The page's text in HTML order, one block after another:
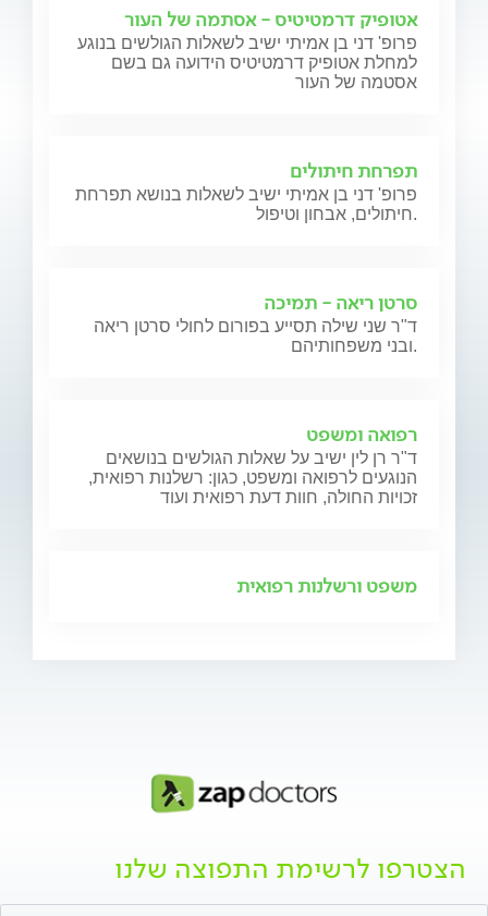
אטופיק דרמטיטיס - אסתמה של העור
פרופ' דני בן אמיתי ישיב לשאלות הגולשים בנוגע
למחלת אטופיק דרמטיטיס הידועה גם בשם
אסטמה של העור
תפרחת חיתולים
פרופ' דני בן אמיתי ישיב לשאלות בנושא תפרחת
חיתולים, אבחון וטיפול.
סרטן ריאה - תמיכה
ד"ר שני שילה תסייע בפורום לחולי סרטן ריאה
ובני משפחותיהם.
רפואה ומשפט
ד"ר רן לין ישיב על שאלות הגולשים בנושאים
הנוגעים לרפואה ומשפט, כגון: רשלנות רפואית,
זכויות החולה, חוות דעת רפואית ועוד
משפט ורשלנות רפואית
הצטרפו לרשימת התפוצה שלנו